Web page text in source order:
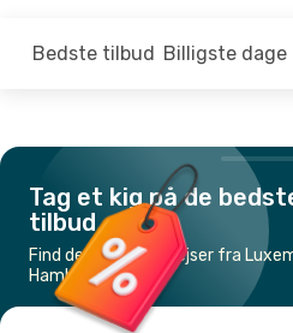
Bedste tilbud Billigste dage
Tag et kig på de
tilbud
Find de billigste flyrejser fra
Hamborg